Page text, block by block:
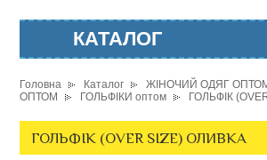
КАТАЛОГ
Головна Каталог ЖІНОЧИЙ ОДЯГ
ОПТОМ
ГОЛЬФІКИ оптом ГОЛЬФІК
ГОЛЬФІК (OVER SIZE) ОЛИВКА